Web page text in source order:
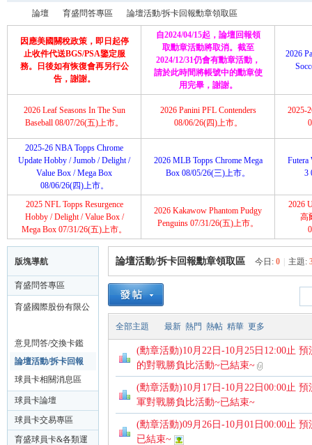
»
論壇
›
育盛問答專區
›
論壇活動/拆卡回報勳章領取區
因應美國關稅政策，即日起停
止收件代送BGS/PSA鑒定服
務。日後如有恢復會再另行公
告，謝謝。
自2024/04/15起，論壇回報領
取勳章活動將取消。截至
2024/12/31仍會有勳章活動，
請於此時間將帳號中的勳章使
用完畢，謝謝。
2026
2026 Leaf Seasons In The Sun
Baseball 08/07/26(五)上市。
2026 Panini PFL Contenders
08/06/26(四)上市。
2025-
2025-26 NBA Topps Chrome
Update Hobby / Jumob / Delight /
Value Box / Mega Box
08/06/26(四)上市。
2026 MLB Topps Chrome Mega
Box 08/05/26(三)上市。
Futera
3
2025 NFL Topps Resurgence
Hobby / Delight / Value Box /
Mega Box 07/31/26(五)上市。
2026 Kakawow Phantom Pudgy
Penguins 07/31/26(五)上市。
2026
高
版塊導航
育盛問答專區
育盛國際股份有限公
意見問答/交換卡鑑
定卡詢答區
論壇活動/拆卡回報
勳章領取區
球員卡相關消息區
球員卡論壇
球員卡交易專區
育盛球員卡&各類運
論壇活動/拆卡回報勳章領取區 今日: 0 主題:
全部主題 最新 熱門 熱帖 精華 更多
(勳章活動)10月22日-10月25日12:00止
的對戰勝負比活動~已結束~
(勳章活動)10月17日-10月22日00:00止
軍對戰勝負比活動~已結束~
(勳章活動)09月26日-10月01日00:00止
已結束~